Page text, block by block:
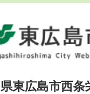
東広島市西